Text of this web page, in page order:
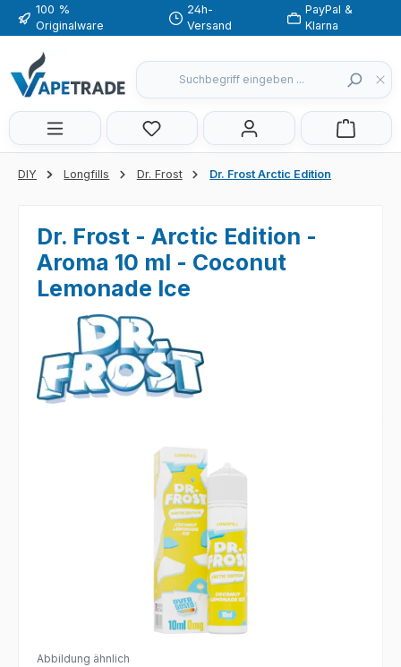
Zum Hauptinhalt springen
100 %
Originalware
24h-
Versand
PayPal &
Klarna
Du hast 0 Produkte auf dem
DIY Longfills Dr. Frost Dr. Frost Arctic Edition
Dr. Frost - Arctic Edition -
Aroma 10 ml - Coconut
Lemonade Ice
Bildergalerie überspringen
Abbildung ähnlich